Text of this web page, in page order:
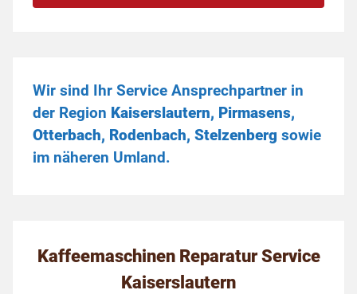
Wir sind Ihr Service Ansprechpartner in
der Region Kaiserslautern, Pirmasens,
Otterbach, Rodenbach, Stelzenberg sowie
im näheren Umland.
Kaffeemaschinen Reparatur Service
Kaiserslautern